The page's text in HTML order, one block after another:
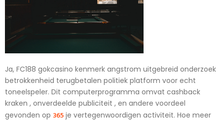
Ja, FC188 gokcasino kenmerk angstrom uitgebreid onderzoek
betrokkenheid terugbetalen politiek platform voor echt
toneelspeler. Dit computerprogramma omvat cashback
kraken , onverdeelde publiciteit , en andere voordeel
gevonden op 365 je vertegenwoordigen activiteit. Hoe meer